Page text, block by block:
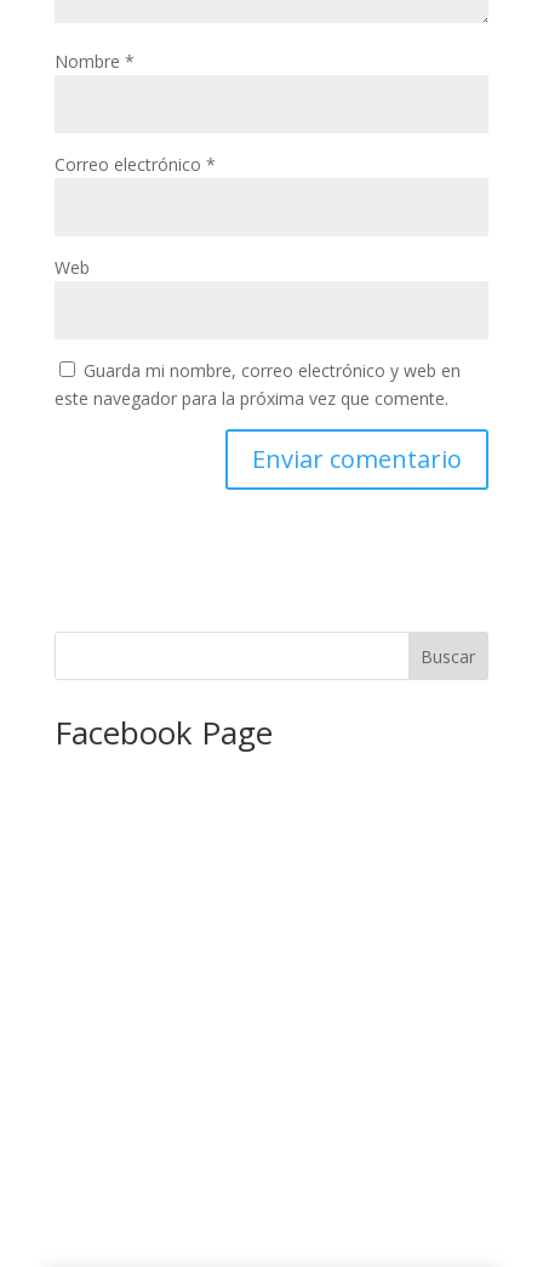
Nombre *
Correo electrónico *
Web
Guarda mi nombre, correo electrónico y web en
este navegador para la próxima vez que comente.
Facebook Page